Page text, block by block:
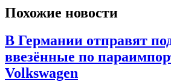
Похожие новости
В Германии отправят
ввезённые по
Volkswagen